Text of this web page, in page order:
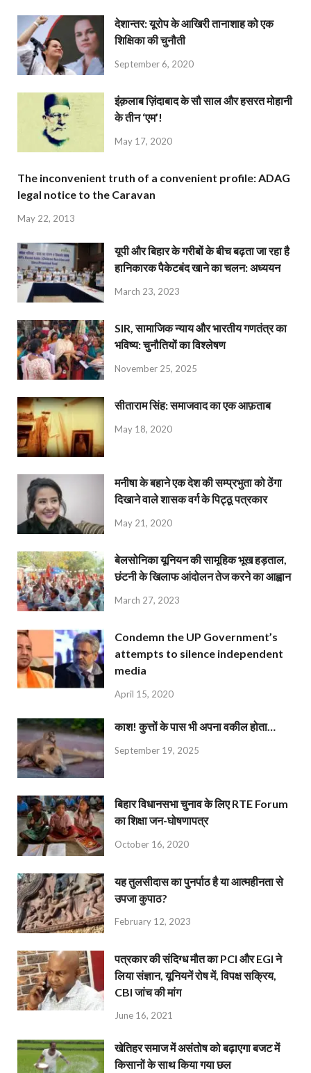
देशान्‍तर: यूरोप के आखिरी तानाशाह को एक
शिक्षिका की चुनौती
September 6, 2020
इंक़लाब ज़िंदाबाद के सौ साल और हसरत मोहानी
के तीन ‘एम’!
May 17, 2020
The inconvenient truth of a convenient profile: ADAG
legal notice to the Caravan
May 22, 2013
यूपी और बिहार के गरीबों के बीच बढ़ता जा रहा है
हानिकारक पैकेटबंद खाने का चलन: अध्ययन
March 23, 2023
SIR, सामाजिक न्याय और भारतीय गणतंत्र का
भविष्य: चुनौतियों का विश्लेषण
November 25, 2025
सीताराम सिंह: समाजवाद का एक आफ़ताब
May 18, 2020
मनीषा के बहाने एक देश की सम्प्रभुता को ठेंगा
दिखाने वाले शासक वर्ग के पिट्ठू पत्रकार
May 21, 2020
बेलसोनिका यूनियन की सामूहिक भूख हड़ताल,
छंटनी के खिलाफ आंदोलन तेज करने का आह्वान
March 27, 2023
Condemn the UP Government’s
attempts to silence independent
media
April 15, 2020
काश! कुत्तों के पास भी अपना वकील होता…
September 19, 2025
बिहार विधानसभा चुनाव के लिए RTE Forum
का शिक्षा जन-घोषणापत्र
October 16, 2020
यह तुलसीदास का पुनर्पाठ है या आत्महीनता से
उपजा कुपाठ?
February 12, 2023
पत्रकार की संदिग्ध मौत का PCI और EGI ने
लिया संज्ञान, यूनियनें रोष में, विपक्ष सक्रिय,
CBI जांच की मांग
June 16, 2021
खेतिहर समाज में असंतोष को बढ़ाएगा बजट में
किसानों के साथ किया गया छल